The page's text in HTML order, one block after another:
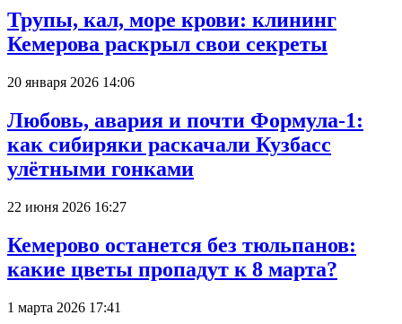
Трупы, кал, море крови: клининг
Кемерова раскрыл свои секреты
20 января 2026 14:06
Любовь, авария и почти Формула-1:
как сибиряки раскачали Кузбасс
улётными гонками
22 июня 2026 16:27
Кемерово останется без тюльпанов:
какие цветы пропадут к 8 марта?
1 марта 2026 17:41